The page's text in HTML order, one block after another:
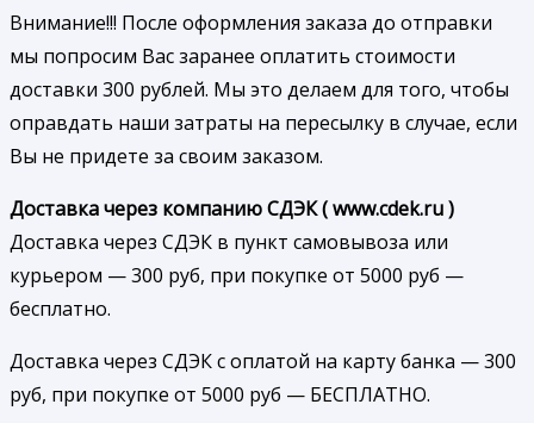
Внимание!!! После оформления заказа до отправки
мы попросим Вас заранее оплатить стоимости
доставки 300 рублей. Мы это делаем для того, чтобы
оправдать наши затраты на пересылку в случае, если
Вы не придете за своим заказом.
Доставка через компанию СДЭК ( www.cdek.ru )
Доставка через СДЭК в пункт самовывоза или
курьером — 300 руб, при покупке от 5000 руб —
бесплатно.
Доставка через СДЭК с оплатой на карту банка — 300
руб, при покупке от 5000 руб — БЕСПЛАТНО.